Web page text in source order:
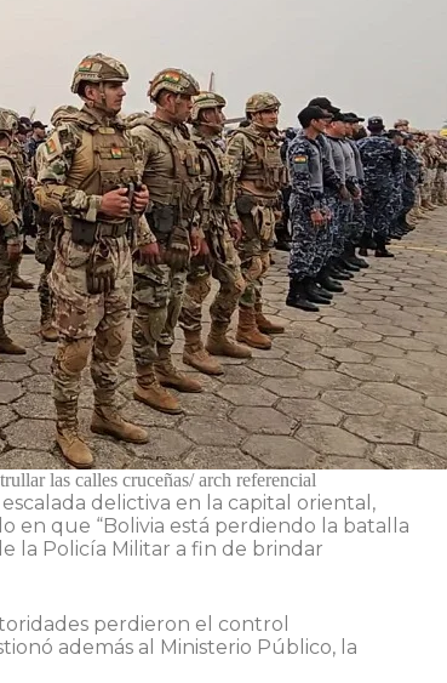
las calles cruceñas/ arch referencial
delictiva en la capital oriental,
en que “Bolivia está perdiendo la batalla
la Policía Militar a fin de brindar
perdieron el control
además al Ministerio Público, la